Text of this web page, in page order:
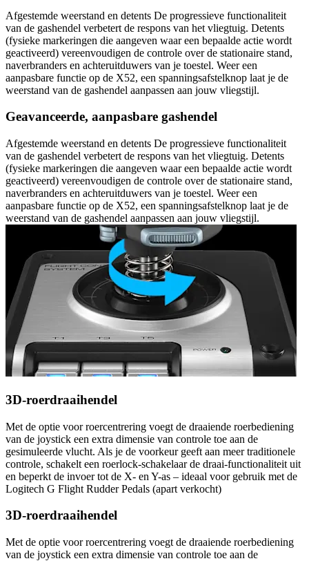
Afgestemde weerstand en detents De progressieve functionaliteit
van de gashendel verbetert de respons van het vliegtuig. Detents
(fysieke markeringen die aangeven waar een bepaalde actie wordt
geactiveerd) vereenvoudigen de controle over de stationaire stand,
naverbranders en achteruitduwers van je toestel. Weer een
aanpasbare functie op de X52, een spanningsafstelknop laat je de
weerstand van de gashendel aanpassen aan jouw vliegstijl.
Geavanceerde, aanpasbare gashendel
Afgestemde weerstand en detents De progressieve functionaliteit
van de gashendel verbetert de respons van het vliegtuig. Detents
(fysieke markeringen die aangeven waar een bepaalde actie wordt
geactiveerd) vereenvoudigen de controle over de stationaire stand,
naverbranders en achteruitduwers van je toestel. Weer een
aanpasbare functie op de X52, een spanningsafstelknop laat je de
weerstand van de gashendel aanpassen aan jouw vliegstijl.
3D-roerdraaihendel
Met de optie voor roercentrering voegt de draaiende roerbediening
van de joystick een extra dimensie van controle toe aan de
gesimuleerde vlucht. Als je de voorkeur geeft aan meer traditionele
controle, schakelt een roerlock-schakelaar de draai-functionaliteit uit
en beperkt de invoer tot de X- en Y-as – ideaal voor gebruik met de
Logitech G Flight Rudder Pedals (apart verkocht)
3D-roerdraaihendel
Met de optie voor roercentrering voegt de draaiende roerbediening
van de joystick een extra dimensie van controle toe aan de